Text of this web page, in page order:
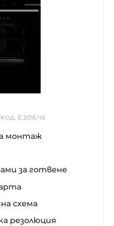
Е.2016.ЧЕ
монтаж
за готвене
схема
резолюция